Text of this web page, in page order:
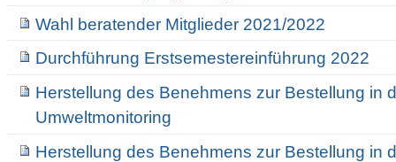
Wahl beratender Mitglieder 2021/2022
Durchführung Erstsemestereinführung 2022
Herstellung des Benehmens zur Bestellung in
Umweltmonitoring
Herstellung des Benehmens zur Bestellung in